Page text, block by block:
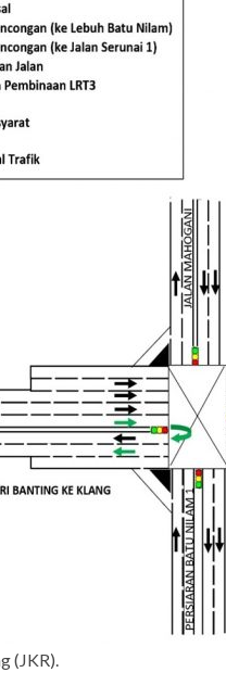
(JKR).